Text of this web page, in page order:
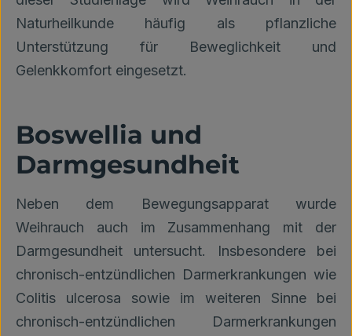
Naturheilkunde häufig als pflanzliche
Unterstützung für Beweglichkeit und
Gelenkkomfort eingesetzt.
Boswellia und
Darmgesundheit
Neben dem Bewegungsapparat wurde
Weihrauch auch im Zusammenhang mit der
Darmgesundheit untersucht. Insbesondere bei
chronisch-entzündlichen Darmerkrankungen wie
Colitis ulcerosa sowie im weiteren Sinne bei
chronisch-entzündlichen Darmerkrankungen